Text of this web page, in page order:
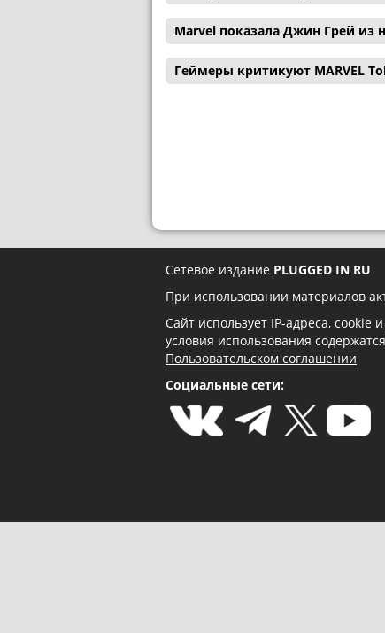
Marvel показала Джин Грей из
Геймеры критикуют MARVEL
Сетевое издание PLUGGED IN RU
При использовании материалов
Сайт использует IP-адреса, cookie
условия использования
Пользовательском соглашении
Социальные сети: